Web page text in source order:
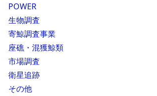
POWER
生物調査
寄鯨調査事業
座礁・混獲鯨類
市場調査
衛星追跡
その他